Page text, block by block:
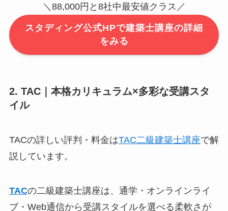
＼88,000円と8社中最安値クラス／
スタディング公式HPで建築士講座の詳細
をみる
2. TAC｜本格カリキュラム×多彩な受講スタ
イル
TACの詳しい評判・料金はTAC二級建築士講座で解
説しています。
TACの二級建築士講座は、通学・オンラインライ
ブ・Web通信から受講スタイルを選べる柔軟さが